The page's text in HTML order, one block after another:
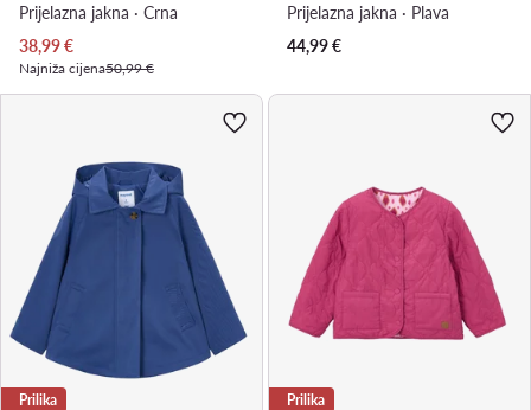
Prijelazna jakna · Crna
Trenutna cijena
38,99€
Najniža cijena50,99 €
Prijelazna jakna · Plava
44,99€
Prilika Prilika